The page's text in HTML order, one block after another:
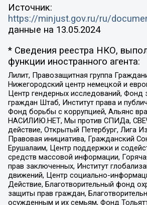
Источник:
https://minjust.gov.ru/ru/
данные на 13.05.2024
* Сведения реестра НКО,
функции иностранного агента:
Лилит, Правозащитная группа
Нижегородский центр немецкой и
Центр гендерных исследований, Фонд
граждан Штаб, Институт права и
Фонд борьбы с коррупцией, Альянс
НАСИЛИЮ.НЕТ, Мы против СПИДа,
действие, Открытый Петербург, Лига
Правовая инициатива, Гражданский
Ерушалаим, Центр поддержки и
средств массовой информации,
прав заключенных, Институт
движений, Центр социально-
Действие, Благотворительный фонд
защиты прав граждан,
осужденным и их семьям, Фонд